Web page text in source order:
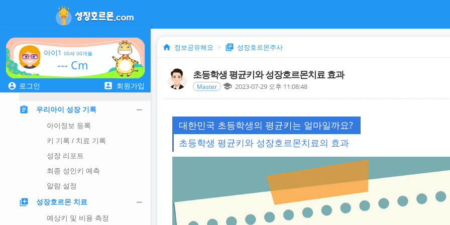
아이1 00세 00개월
--- Cm
account_circle 로그인 account_box 회원가입
assignment
우리아이 성장 기록
아이정보 등록
키 기록 / 치료 기록
성장 리포트
최종 성인키 예측
알람 설정
library_add
성장호르몬 치료
예상키 및 비용 측정
home 정보공유해요 library_books 성장호르몬주사
초등학생 평균키와 성장호르몬치료 효과
Master school 2023-07-29 오후 11:08:48
대한민국 초등학생의 평균키는 얼마일까요?
초등학생 평균키와 성장호르몬치료의 효과